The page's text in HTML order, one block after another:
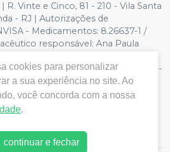
Vinte e Cinco, 81 - 210 - Vila Santa
- RJ | Autorizações de
- Medicamentos: 8.26637-1 /
responsável: Ana Paula
- Fotos meramente ilustrativas -
da loja virtual estão sujeitos a
de divergência de preços no site, o
de Compra. Não vendemos
grandes volumes pelo site.
cookies para personalizar
a sua experiência no site. Ao
você concorda com a nossa
.
continuar e fechar